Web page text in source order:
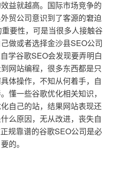
益就越高。国际市场竞争的
贸公司意识到了客源的窘迫
要性，可是当很多人接触谷
做或者选择金沙县SEO公司
学谷歌SEO会发现要弄明白
网站编程，很多东西都是只
体操作，不知从何着手，自
懂一些谷歌优化相关知识，
自己的站，结果网站表现还
么原因，无从改进，丧失自
规靠谱的谷歌SEO公司是必
要的。